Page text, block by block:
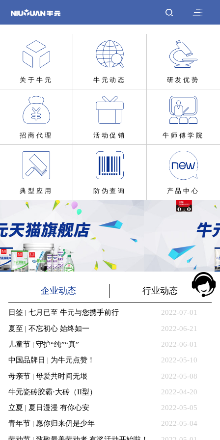
关于牛元 牛元动态 研发优势
招商代理 活动促销 牛师傅学院
典型应用 防伪查询 产品中心
企业动态 行业动态
日签 | 七月已至 牛元与您携手前行 2022-07-01
夏至 | 不忘初心 始终如一 2022-06-21
儿童节 | 守护“纯”“真” 2022-06-01
中国品牌日 | 为牛元点赞！ 2022-05-10
母亲节 | 母爱共时间无垠 2022-05-08
牛元瓷砖胶霸·大砖（II型） 2022-04-20
立夏 | 夏日漫漫 有你心安 2022-05-05
青年节 | 愿你归来仍是少年 2022-05-04